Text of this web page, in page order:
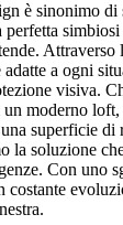
è sinonimo
simbiosi
Attraverso
a ogni
visiva.
moderno
superficie di
la soluzione
Con uno
costante